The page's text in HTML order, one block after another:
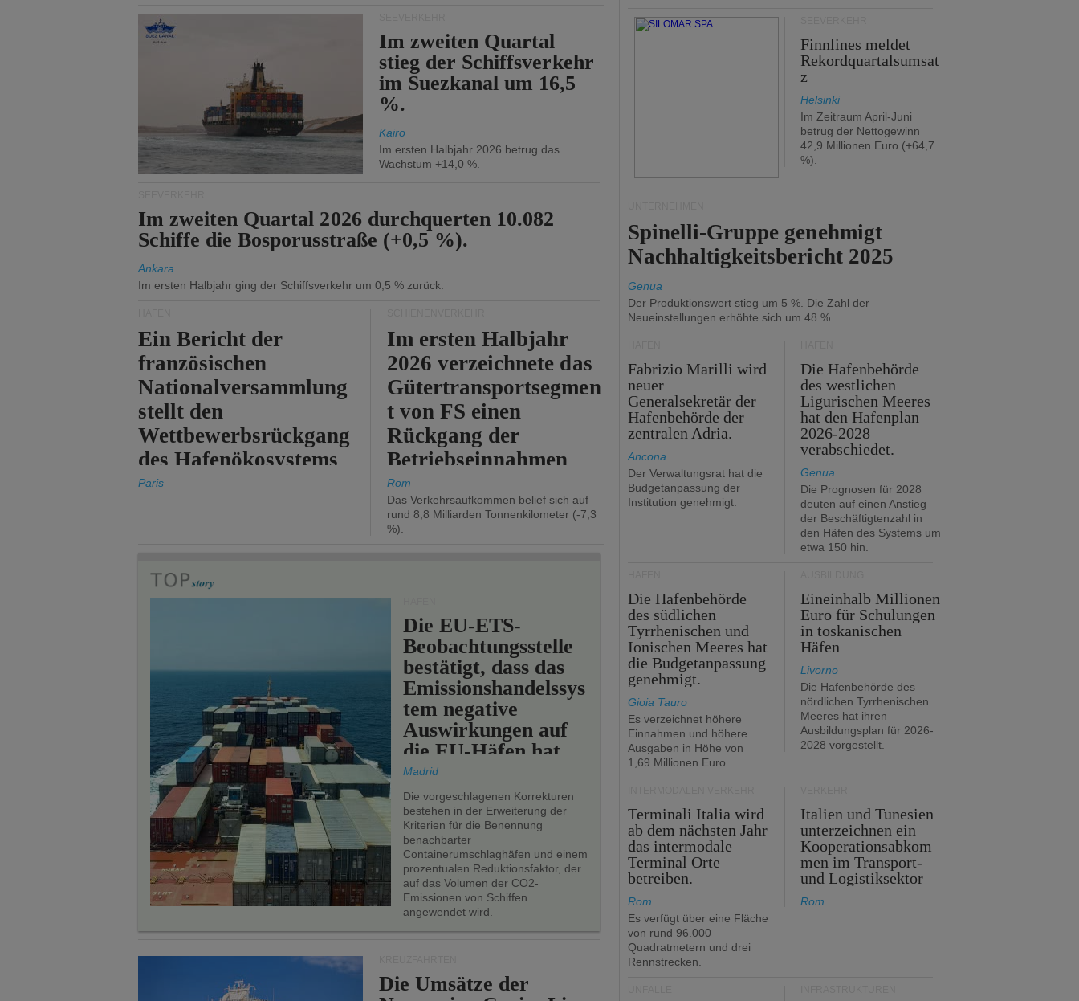
Im zweiten Quartal
stieg der Schiffsverkehr
im Suezkanal um 16,5
%.
Kairo
Im ersten Halbjahr 2026 betrug das
Wachstum +14,0 %.
Im zweiten Quartal 2026 durchquerten 10.082
Schiffe die Bosporusstraße (+0,5 %).
Ankara
Im ersten Halbjahr ging der Schiffsverkehr um 0,5 % zurück.
Ein Bericht der
französischen
Nationalversammlung
stellt den
Wettbewerbsrückgang
des Hafenökosystems
des Staates fest.
Paris
Im ersten Halbjahr
2026 verzeichnete das
Gütertransportsegmen
t von FS einen
Rückgang der
Betriebseinnahmen
um 2,7 %.
Rom
Das Verkehrsaufkommen belief sich auf
rund 8,8 Milliarden Tonnenkilometer (-7,3
%).
Die EU-ETS-
Beobachtungsstelle
bestätigt, dass das
Emissionshandelssys
tem negative
Auswirkungen auf
die EU-Häfen hat.
Madrid
Die vorgeschlagenen Korrekturen
bestehen in der Erweiterung der
Kriterien für die Benennung
benachbarter
Containerumschlaghäfen und einem
prozentualen Reduktionsfaktor, der
auf das Volumen der CO2-
Emissionen von Schiffen
angewendet wird.
Die Umsätze der
Finnlines meldet
Rekordquartalsumsat
z
Helsinki
Im Zeitraum April-Juni
betrug der Nettogewinn
42,9 Millionen Euro (+64,7
%).
Spinelli-Gruppe genehmigt
Nachhaltigkeitsbericht 2025
Genua
Der Produktionswert stieg um 5 %. Die Zahl der
Neueinstellungen erhöhte sich um 48 %.
Fabrizio Marilli wird
neuer
Generalsekretär der
Hafenbehörde der
zentralen Adria.
Ancona
Der Verwaltungsrat hat die
Budgetanpassung der
Institution genehmigt.
Die Hafenbehörde
des westlichen
Ligurischen Meeres
hat den Hafenplan
2026-2028
verabschiedet.
Genua
Die Prognosen für 2028
deuten auf einen Anstieg
der Beschäftigtenzahl in
den Häfen des Systems um
etwa 150 hin.
Die Hafenbehörde
des südlichen
Tyrrhenischen und
Ionischen Meeres hat
die Budgetanpassung
genehmigt.
Gioia Tauro
Es verzeichnet höhere
Einnahmen und höhere
Ausgaben in Höhe von
1,69 Millionen Euro.
Eineinhalb Millionen
Euro für Schulungen
in toskanischen
Häfen
Livorno
Die Hafenbehörde des
nördlichen Tyrrhenischen
Meeres hat ihren
Ausbildungsplan für 2026-
2028 vorgestellt.
Terminali Italia wird
ab dem nächsten Jahr
das intermodale
Terminal Orte
betreiben.
Rom
Es verfügt über eine Fläche
von rund 96.000
Quadratmetern und drei
Rennstrecken.
Italien und Tunesien
unterzeichnen ein
Kooperationsabkom
men im Transport-
und Logistiksektor
Rom